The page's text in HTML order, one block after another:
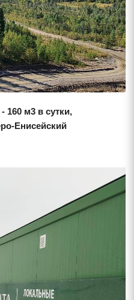
160 м3 в сутки,
Енисейский